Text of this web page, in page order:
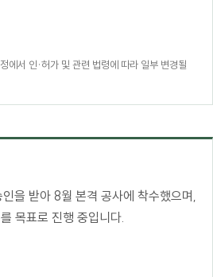
에서 인·허가 및 관련 법령에 따라 일부 변경될
을 받아 8월 본격 공사에 착수했으며,
목표로 진행 중입니다.